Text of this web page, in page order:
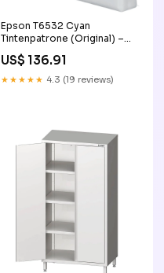
Epson T6532 Cyan
Tintenpatrone (Original) –
200 ml – für Stylus Pro
4900 SpectroProofer UV –
C13T653200 base-
US$ 136.91
★★★★★ 4.3 (19 reviews)